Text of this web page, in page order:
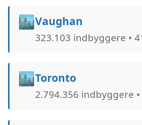
🏙️Vaughan
323.103 indbyggere •
🏙️Toronto
2.794.356 indbyggere